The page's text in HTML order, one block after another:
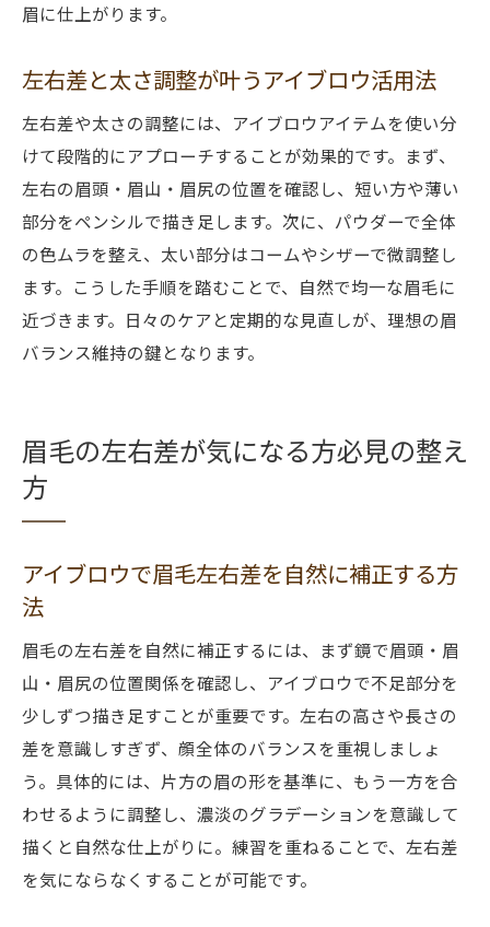
眉に仕上がります。
左右差と太さ調整が叶うアイブロウ活用法
左右差や太さの調整には、アイブロウアイテムを使い分
けて段階的にアプローチすることが効果的です。まず、
左右の眉頭・眉山・眉尻の位置を確認し、短い方や薄い
部分をペンシルで描き足します。次に、パウダーで全体
の色ムラを整え、太い部分はコームやシザーで微調整し
ます。こうした手順を踏むことで、自然で均一な眉毛に
近づきます。日々のケアと定期的な見直しが、理想の眉
バランス維持の鍵となります。
眉毛の左右差が気になる方必見の整え
方
アイブロウで眉毛左右差を自然に補正する方
法
眉毛の左右差を自然に補正するには、まず鏡で眉頭・眉
山・眉尻の位置関係を確認し、アイブロウで不足部分を
少しずつ描き足すことが重要です。左右の高さや長さの
差を意識しすぎず、顔全体のバランスを重視しましょ
う。具体的には、片方の眉の形を基準に、もう一方を合
わせるように調整し、濃淡のグラデーションを意識して
描くと自然な仕上がりに。練習を重ねることで、左右差
を気にならなくすることが可能です。